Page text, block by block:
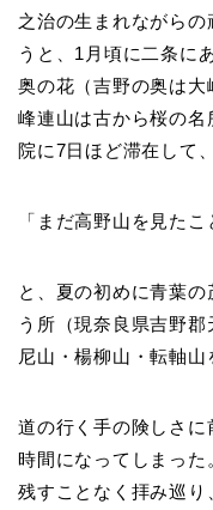
之治の生まれながら
うと、1月頃に二条に
奥の花（吉野の奥は
峰連山は古から桜の
院に7日ほど滞在して
「まだ高野山を見たこ
と、夏の初めに青葉
う所（現奈良県吉野
尼山・楊柳山・転軸山
道の行く手の険しさに
時間になってしまっ
残すことなく拝み巡り